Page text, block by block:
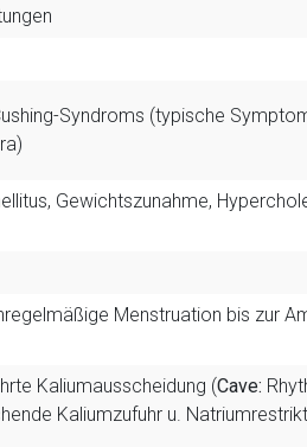
Syndroms (typische
Gewichtszunahme,
Menstruation bis zur
Kaliumausscheidung (Cave:
Kaliumzufuhr u.